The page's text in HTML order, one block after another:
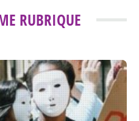
RUBRIQUE